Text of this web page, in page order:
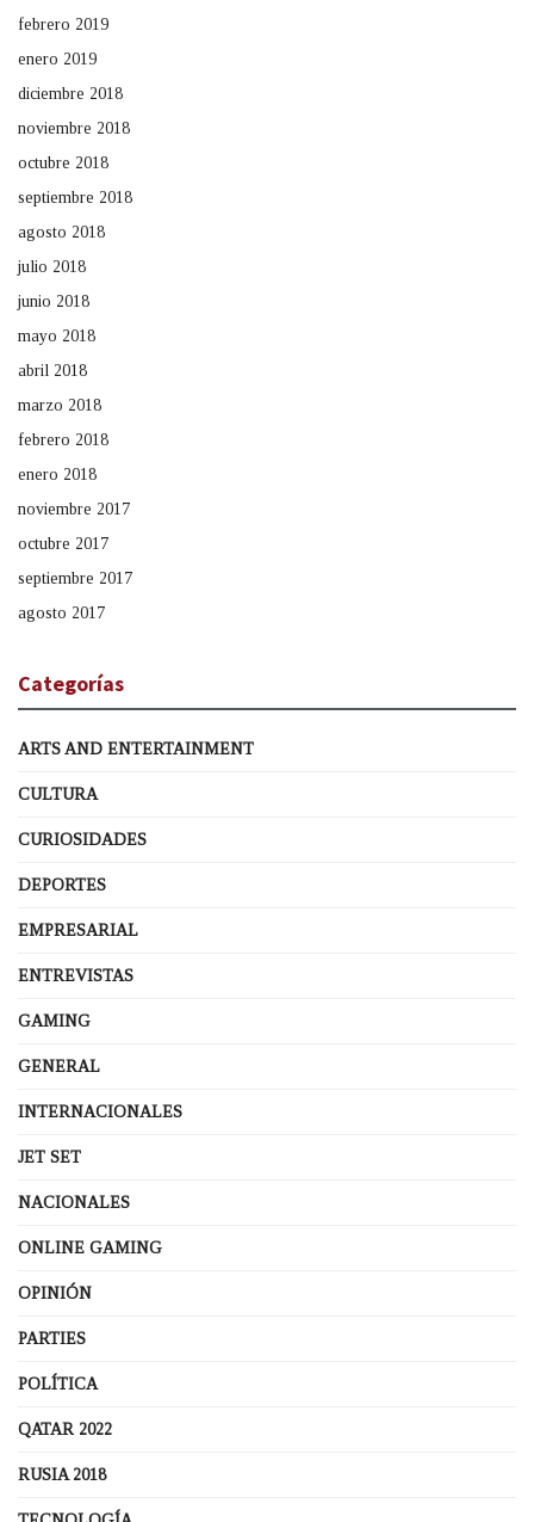
febrero 2019
enero 2019
diciembre 2018
noviembre 2018
octubre 2018
septiembre 2018
agosto 2018
julio 2018
junio 2018
mayo 2018
abril 2018
marzo 2018
febrero 2018
enero 2018
noviembre 2017
octubre 2017
septiembre 2017
agosto 2017
Categorías
ARTS AND ENTERTAINMENT
CULTURA
CURIOSIDADES
DEPORTES
EMPRESARIAL
ENTREVISTAS
GAMING
GENERAL
INTERNACIONALES
JET SET
NACIONALES
ONLINE GAMING
OPINIÓN
PARTIES
POLÍTICA
QATAR 2022
RUSIA 2018